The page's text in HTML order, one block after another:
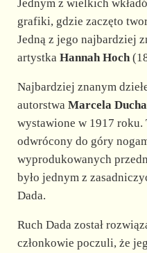
Jednym z wielkich
grafiki, gdzie zaczęto
Jedną z jego najbardziej
artystka Hannah Hoch
Najbardziej znanym
autorstwa Marcela
wystawione w 1917 roku.
odwrócony do góry
wyprodukowanych
było jednym z
Dada.
Ruch Dada został
członkowie poczuli, że